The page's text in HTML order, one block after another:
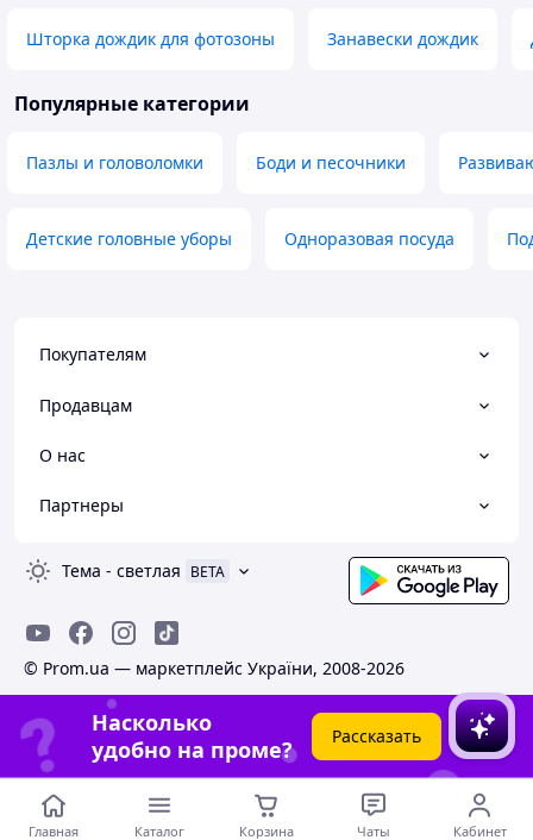
Шторка дождик для фотозоны Занавески дождик
Популярные категории
Пазлы и головоломки Боди и песочники
Детские головные уборы Одноразовая посуда
Покупателям
Продавцам
О нас
Партнеры
Тема - светлая BETA
© Prom.ua — маркетплейс України, 2008-2026
Насколько
удобно на проме?
Рассказать
Главная Каталог Корзина Чаты Кабинет